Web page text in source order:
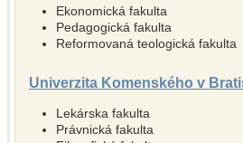
Ekonomická fakulta
Pedagogická fakulta
Reformovaná teologická fakulta
Univerzita Komenského v
Lekárska fakulta
Právnická fakulta